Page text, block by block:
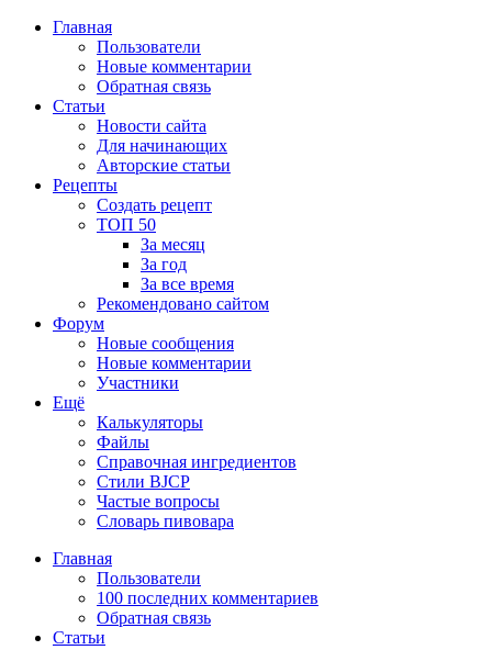
Главная
Пользователи
Новые комментарии
Обратная связь
Статьи
Новости сайта
Для начинающих
Авторские статьи
Рецепты
Создать рецепт
ТОП 50
За месяц
За год
За все время
Рекомендовано сайтом
Форум
Новые сообщения
Новые комментарии
Участники
Ещё
Калькуляторы
Файлы
Справочная ингредиентов
Стили BJCP
Частые вопросы
Словарь пивовара
Главная
Пользователи
100 последних комментариев
Обратная связь
Статьи